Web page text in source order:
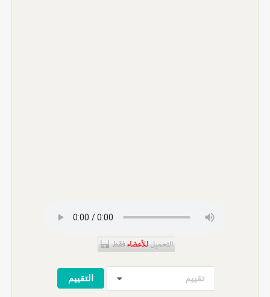
تقييم